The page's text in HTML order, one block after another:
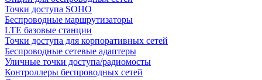
Точки доступа SOHO
Беспроводные маршрутизаторы
LTE базовые станции
Точки доступа для корпоративных сетей
Беспроводные сетевые адаптеры
Уличные точки доступа/радиомосты
Контроллеры беспроводных сетей